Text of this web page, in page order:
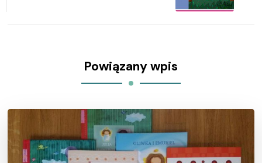
Powiązany wpis